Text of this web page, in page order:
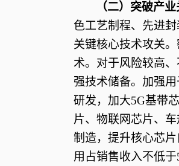
（二）突破产
色工艺制程、先进封
关键核心技术攻关
术。对于风险较高
强技术储备。加强
研发，加大5G基带
片、物联网芯片、
制造，提升核心芯
用占销售收入不低